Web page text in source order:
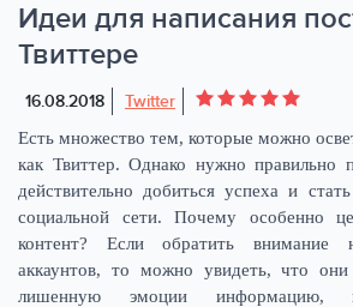
Идеи для написания
Твиттере
16.08.2018 Twitter
Есть множество тем, которые можно
как Твиттер. Однако нужно правильно
действительно добиться успеха и
социальной сети. Почему особенно
контент? Если обратить
аккаунтов, то можно увидеть, что
лишенную эмоции информацию,